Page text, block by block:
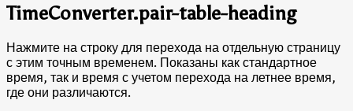
TimeConverter.pair-table-heading
Нажмите на строку для перехода на отдельную страницу
с этим точным временем. Показаны как стандартное
время, так и время с учетом перехода на летнее время,
где они различаются.